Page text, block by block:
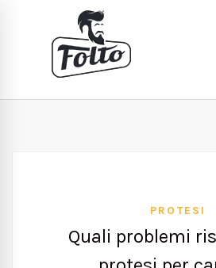
PROTESI
Quali problemi